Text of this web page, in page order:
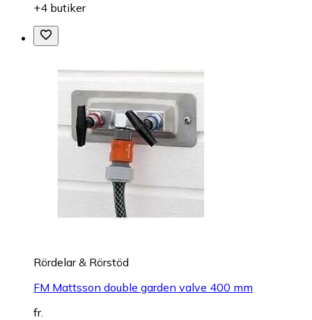
+4 butiker
Rördelar & Rörstöd
FM Mattsson double garden valve 400 mm
fr.